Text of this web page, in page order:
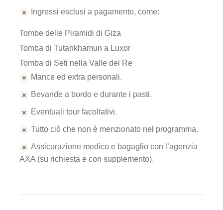
Ingressi esclusi a pagamento, come:
Tombe delle Piramidi di Giza
Tomba di Tutankhamun a Luxor
Tomba di Seti nella Valle dei Re
Mance ed extra personali.
Bevande a bordo e durante i pasti.
Eventuali tour facoltativi.
Tutto ciò che non è menzionato nel programma.
Assicurazione medico e bagaglio con l’agenzia
AXA (su richiesta e con supplemento).